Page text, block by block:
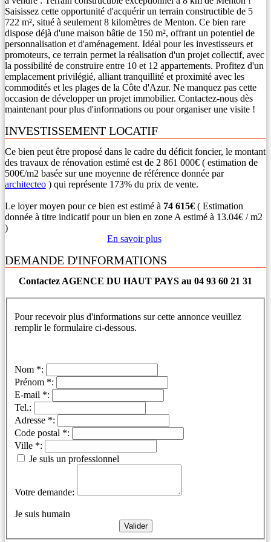
Saisissez cette opportunité d'acquérir un terrain constructible de 5
722 m², situé à seulement 8 kilomètres de Menton. Ce bien rare
dispose déjà d'une maison bâtie de 150 m², offrant un potentiel de
personnalisation et d'aménagement. Idéal pour les investisseurs et
promoteurs, ce terrain permet la réalisation d'un projet collectif, avec
la possibilité de construire entre 10 et 12 appartements. Profitez d'un
emplacement privilégié, alliant tranquillité et proximité avec les
commodités et les plages de la Côte d'Azur. Ne manquez pas cette
occasion de développer un projet immobilier. Contactez-nous dès
maintenant pour plus d'informations ou pour organiser une visite !
INVESTISSEMENT LOCATIF
Ce bien peut être proposé dans le cadre du déficit foncier, le montant
des travaux de rénovation estimé est de 2 861 000€ ( estimation de
500€/m2 basée sur une moyenne de référence donnée par
architecteo ) qui représente 173% du prix de vente.
Le loyer moyen pour ce bien est estimé à 74 615€ ( Estimation
donnée à titre indicatif pour un bien en zone A estimé à 13.04€ / m2
)
En savoir plus
DEMANDE D'INFORMATIONS
Contactez AGENCE DU HAUT PAYS au 04 93 60 21 31
Pour recevoir plus d'informations sur cette annonce veuillez
remplir le formulaire ci-dessous.
Nom *:
Prénom *:
E-mail *:
Tel.:
Adresse *:
Code postal *:
Ville *:
Je suis un professionnel
Votre demande:
Je suis humain